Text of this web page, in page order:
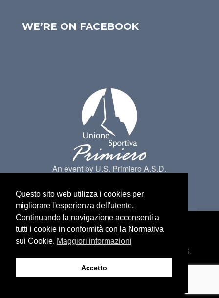
WE’RE ON FACEBOOK
An event by U.S. Primiero A.S.D.
Made byBelder Interactive@ Primiero San
Martino di Castrozza. All Rights belongs to U.S.
Primiero a.s.d -Privacy
Questo sito web utilizza i cookies per
migliorare l'esperienza dell'utente.
Continuando la navigazione acconsenti a
tutti i cookie in conformità con la Normativa
sui Cookie. Maggiori informazioni
Accetto